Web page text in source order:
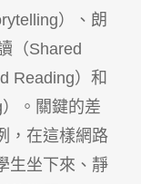
）、朗
（Shared
Reading）和
。關鍵的差
，在這樣網路
生坐下來、靜